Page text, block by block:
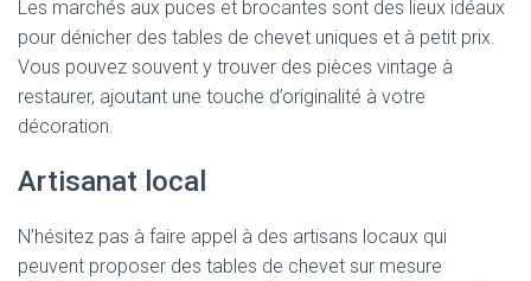
Les marchés aux puces et brocantes sont des lieux idéaux
pour dénicher des tables de chevet uniques et à petit prix.
Vous pouvez souvent y trouver des pièces vintage à
restaurer, ajoutant une touche d’originalité à votre
décoration.
Artisanat local
N’hésitez pas à faire appel à des artisans locaux qui
peuvent proposer des tables de chevet sur mesure